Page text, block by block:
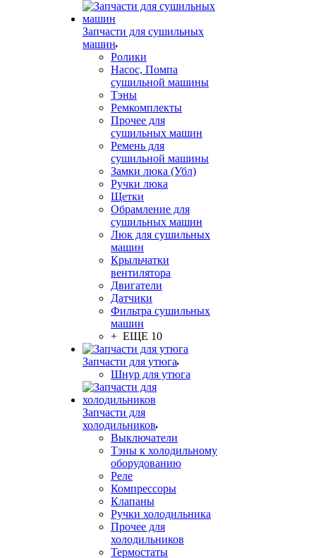
Запчасти для сушильных
машин
Ролики
Насос, Помпа
сушильной машины
Тэны
Ремкомплекты
Прочее для
сушильных машин
Ремень для
сушильной машины
Замки люка (Убл)
Ручки люка
Щетки
Обрамление для
сушильных машин
Люк для сушильных
машин
Крыльчатки
вентилятора
Двигатели
Датчики
Фильтра сушильных
машин
+ ЕЩЕ 10
Запчасти для утюга
Шнур для утюга
Запчасти для
холодильников
Выключатели
Тэны к холодильному
оборудованию
Реле
Компрессоры
Клапаны
Ручки холодильника
Прочее для
холодильников
Термостаты